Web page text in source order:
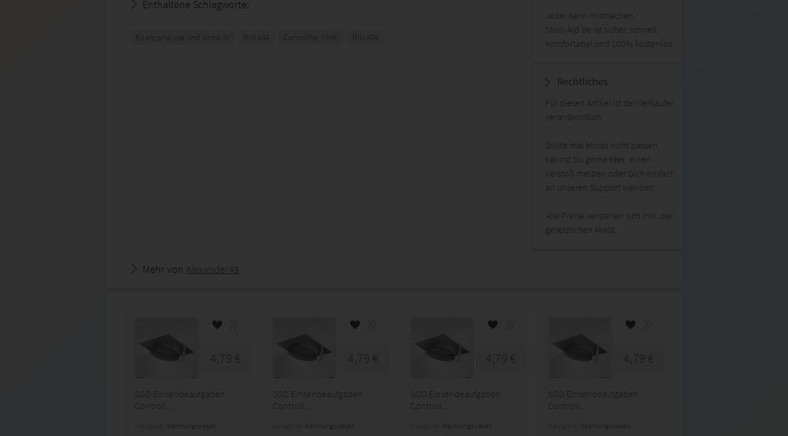
Enthaltene Schlagworte:
Bilanzanalyse und -kritik IV BINA04 Controller (IHK) BINA04
Jeder kann mitmachen.
StudyAid.de ist sicher, schnell,
komfortabel und 100% kostenlos.
Rechtliches
Für diesen Artikel ist der Verkäufer
verantwortlich.
Sollte mal etwas nicht passen,
kannst Du gerne hier einen
Verstoß melden oder Dich einfach
an unseren Support wenden.
Alle Preise verstehen sich inkl. der
gesetzlichen MwSt.
Mehr von Alexander49
4,79 €
SGD Einsendeaufgaben
Controll...
Rechnungswesen
4,79 €
SGD Einsendeaufgaben
Controll...
Rechnungswesen
4,79 €
SGD Einsendeaufgaben
Controll...
Rechnungswesen
4,79 €
SGD Einsendeaufgaben
Controll...
Rechnungswesen